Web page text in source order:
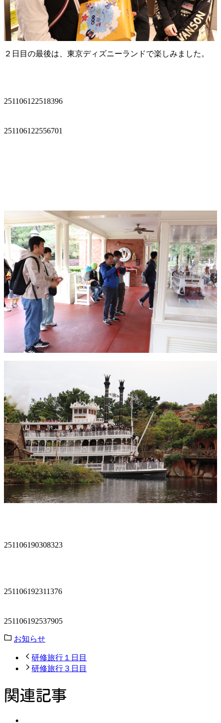
２日目の最後は、東京ディズニーランドで楽しみました。
251106122518396
251106122556701
251106190308323
251106192311376
251106192537905
お知らせ
研修旅行１日目
研修旅行３日目
関連記事